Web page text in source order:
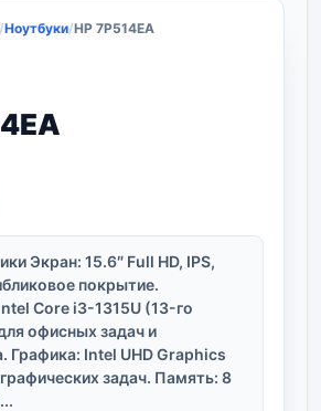
/Ноутбуки/HP 7P514EA
Экран: 15.6″ Full HD, IPS,
покрытие.
Core i3-1315U (13-го
офисных задач и
Графика: Intel UHD Graphics
задач. Память: 8